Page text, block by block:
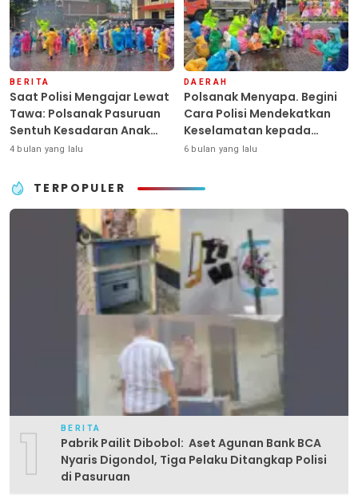
BERITA
Saat Polisi Mengajar Lewat
Tawa: Polsanak Pasuruan
Sentuh Kesadaran Anak
Sejak Dini
4 bulan yang lalu
DAERAH
Polsanak Menyapa. Begini
Cara Polisi Mendekatkan
Keselamatan kepada
Generasi Sejak Usia Dini
6 bulan yang lalu
TERPOPULER
1 BERITA
Pabrik Pailit Dibobol: Aset Agunan Bank BCA
Nyaris Digondol, Tiga Pelaku Ditangkap Polisi
di Pasuruan